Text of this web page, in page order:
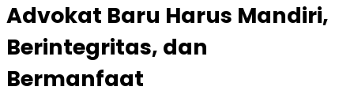
Advokat Baru Harus Mandiri,
Berintegritas, dan
Bermanfaat